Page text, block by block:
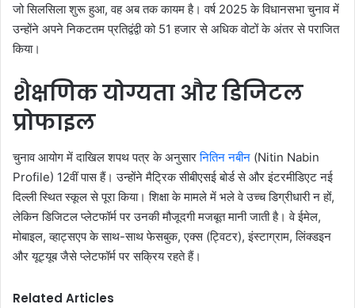
जो सिलसिला शुरू हुआ, वह अब तक कायम है। वर्ष 2025 के विधानसभा चुनाव में
उन्होंने अपने निकटतम प्रतिद्वंद्वी को 51 हजार से अधिक वोटों के अंतर से पराजित
किया।
शैक्षणिक योग्यता और डिजिटल
प्रोफाइल
चुनाव आयोग में दाखिल शपथ पत्र के अनुसारनितिन नबीन (Nitin Nabin
Profile) 12वीं पास हैं। उन्होंने मैट्रिक सीबीएसई बोर्ड से और इंटरमीडिएट नई
दिल्ली स्थित स्कूल से पूरा किया। शिक्षा के मामले में भले वे उच्च डिग्रीधारी न हों,
लेकिन डिजिटल प्लेटफॉर्म पर उनकी मौजूदगी मजबूत मानी जाती है। वे ईमेल,
मोबाइल, व्हाट्सएप के साथ-साथ फेसबुक, एक्स (ट्विटर), इंस्टाग्राम, लिंक्डइन
और यूट्यूब जैसे प्लेटफॉर्म पर सक्रिय रहते हैं।
Related Articles